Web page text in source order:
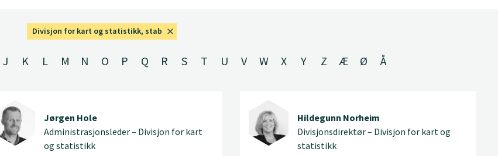
Divisjon for kart og statistikk, stab
J K L M N O P Q R S T U V W X Y Z Æ Ø Å
Jørgen Hole
Administrasjonsleder – Divisjon for kart
og statistikk
Hildegunn Norheim
Divisjonsdirektør – Divisjon for kart og
statistikk